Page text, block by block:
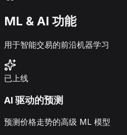
ML & AI 功能
用于智能交易的前沿机器学习
已上线
AI 驱动的预测
预测价格走势的高级 ML 模型